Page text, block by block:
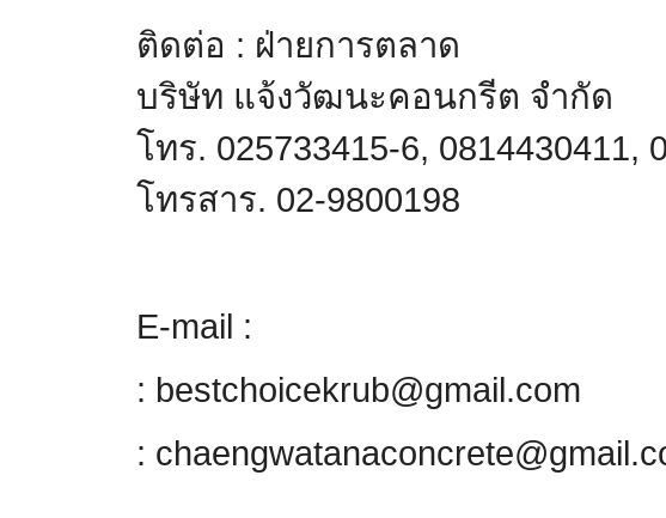
ติดต่อ : ฝ่ายการตลาด
บริษัท แจ้งวัฒนะคอนกรีต จำกัด
โทร. 025733415-6, 0814430411,
โทรสาร. 02-9800198
E-mail :
: bestchoicekrub@gmail.com
: